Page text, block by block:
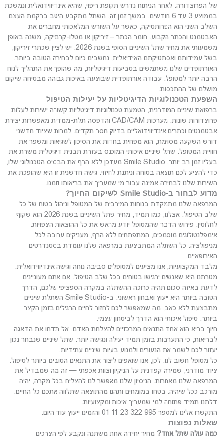
של הפרוצדורה. לאחר הניתוח נדרש תקופת ריפוי, שהיא אינדיווידואלית ונמשכת
בממוצע 3 עד 6 חודשים. במשך זמן זה, השתל מתקבע היטב ברקמת העצם.
השלב השני הוא הפרותטיקה, כאשר על השורש המלאכותי מחברים את
האבטמנט והכתר הקבוע. חומר הכתר – זיריקון או מטלו-קרמיקה, משנה באופן
משמעותי את מחיר שתל השיניים הסופי בשנת 2026. יש לציין שכתרי זיריקון,
בשל עמידותם ואסתטיקתם האידיאלית, נחשבים כיום לבחירה הטובה ביותר.
האורתופדים שלנו משתמשים בטביעות דיגיטליות, מה שהופך את התהליך לנוח
הרבה יותר למטופל. עבודה אורתופדית שבוצעה באיכות גבוהה מבטיחה שיקום
מושלם של ההתכסות.
השפעת הטכנולוגיות הדיגיטליות על יעילות הטיפול
ברפואת שיניים המודרנית, הטמעת טכנולוגיות דיגיטליות קשורה ישירות לעלות
פרוצדורות שונות. מערכות CAD/CAM והדפסה תלת-ממדית מאפשרות יצירת
אבטמנטים וכתרים אינדיווידואליים בדיוק חסר תקדים. למרות שציוד חדשני
דורש השקעה מסוימת, הוא מפחית בחדות את הסיכון לשגיאות ומשפר את
חוויית המטופל. שתל שיניים איכותי המוכנס בעזרת תבנית דיגיטלית משרת את
בעליו זמן רב יותר. Smile Studio מעדכן ללא הרף את הבסיס הטכנולוגי שלו,
כדי להציע לכם תוצאה בטוחה וניתנת לחיזוי. גישה חדשנית זו היא שהופכת את
השירות שלנו לבחירה אמינה עבור מי שמעריך את בריאותו וזמנו.
מדוע לבחור ב-Smile Studio לשיקום החיוך?
המרפאה שלנו מתמקדת בנוחות המירבית של המטופל וניהול בטוח של כל
שלב הטיפול. אצלנו, כמו תמיד, מחיר שתל השיניים בשנת 2026 הוא שקוף
לחלוטין. פירוש הדבר שהמטופל יודע מראש את כל ההוצאות הצפויות.
אימפלנטולוגים מוסמכים, המתפתחים ללא הרף, מעניקים ערובה לכל
מניפולציה. כל השתלה המתבצעת במרפאה שלנו עומדת בסטנדרטים
האירופאיים.
מלבד המקצועיות, אנו מציעים למטופלים סביבה נוחה וגישה אינדיווידואלית.
מטרתנו היא שאנשים ירגישו בטוחים בכל שלב הטיפול. אם אתם מעוניינים
לדעת באיזה סכום תהיה כרוכה ההשתלה במקרה הספציפי שלכם, הדרך
הטובה ביותר היא ייעוץ ואבחון ראשוני. ב-Smile Studio השתלת שיניים
מתבצעת ללא כאב, מה שמאפשר לכם לחזור לחיים הרגילים בזמן הקצר
ביותר. טיפול איכותי הוא הדרך לביטחון עצמי.
חיוך בריא הוא אחד התנאים המרכזיים להצלחת האדם. אל תדחו את הדאגה
לבריאות, כי התערבות בזמן תמיד יעילה ונגישה יותר. שתל שיניים שנבחר נכון
יעזור לכם לשמר את הנעורים ולמנוע בעיות שיניים עתידיות.
כל מטופל חשוב לנו. לכן, אנו שואפים ליצור את התנאים הטובים ביותר לטיפול.
ציוד מודרני, שמירה קפדנית על הניקיון וצוות אכפתי — זה מה שמבדיל את
המרפאה שלנו מאחרות. הניסיון שלנו מאפשר לנו להצליח בכל מקרה, יהיה
מורכב ככל שיהיה. בטחו במומחים ותהנו מהתוצאה שתלווה אתכם כל החיים.
דלתנו תמיד פתוחה למי שמעריך איכות ומקצועיות.
התקשרו אלינו למספר 995 322 23 11 01 והזמינו ייעוץ עוד היום.
שאלות נפוצות
כמה עולה שתל אחד? מחיר יחידה אחת משתנה ונקבע לפי הצרכים